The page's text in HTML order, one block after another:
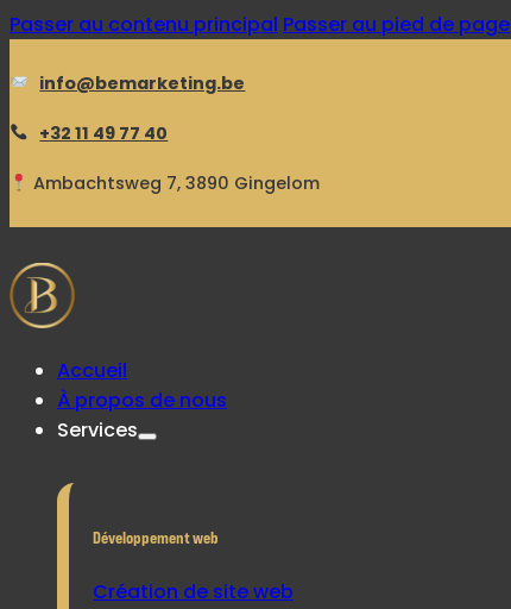
Passer au contenu principal Passer au pied de page
info@bemarketing.be
+32 11 49 77 40
Ambachtsweg 7, 3890 Gingelom
Accueil
À propos de nous
Services
Développement web
Création de site web